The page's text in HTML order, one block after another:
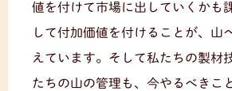
値を付けて市場に出していくかも
して付加価値を付けることが、山
えています。そして私たちの製材
たちの山の管理も、今やるべきこ